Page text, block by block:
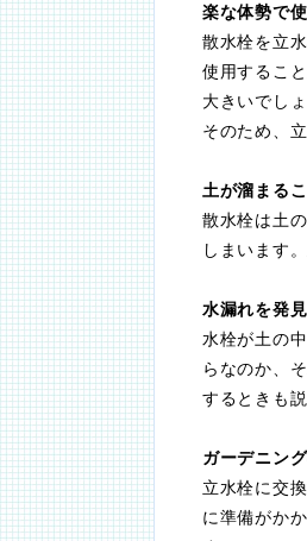
楽な体勢で
散水栓を立
使用するこ
大きいでしょ
そのため、
土が溜まる
散水栓は土
しまいます
水漏れを発
水栓が土の
らなのか、
するときも
ガーデニン
立水栓に交
に準備がか